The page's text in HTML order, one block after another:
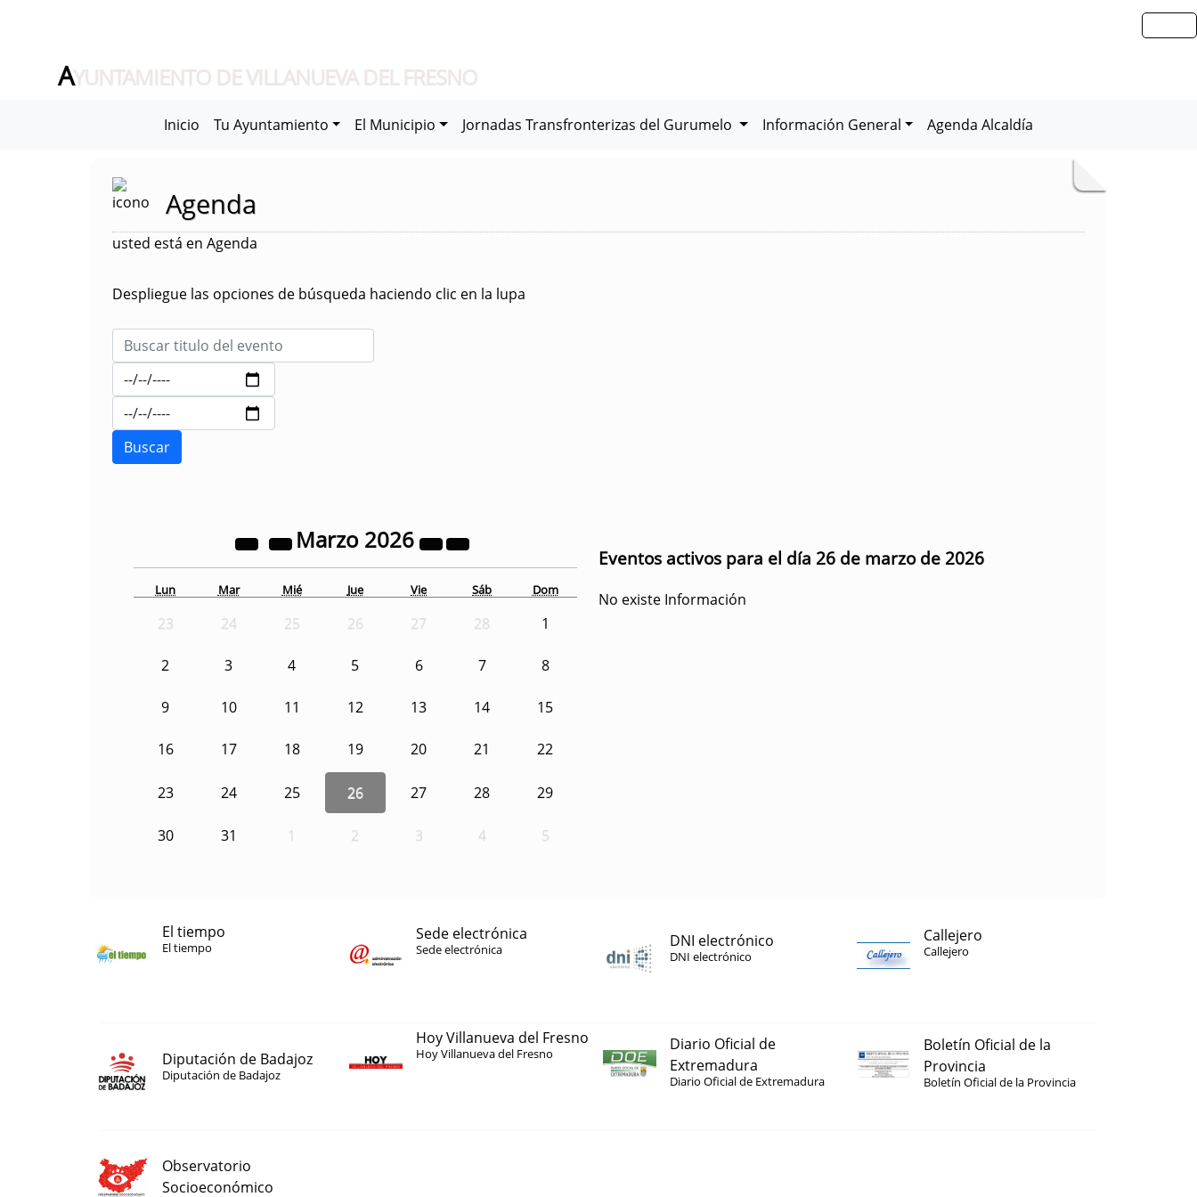
AYUNTAMIENTO DE VILLANUEVA DEL FRESNO
Inicio Tu Ayuntamiento El Municipio Jornadas Transfronterizas del Gurumelo Información General Agenda Alcaldía
Agenda
usted está en Agenda
Despliegue las opciones de búsqueda haciendo clic en la lupa
Marzo 2026
Lun Mar Mié Jue Vie Sáb Dom
23 24 25 26 27 28 1
2 3 4 5 6 7 8
9 10 11 12 13 14 15
16 17 18 19 20 21 22
23 24 25 26 27 28 29
30 31 1 2 3 4 5
Eventos activos para el día 26 de marzo de 2026
No existe Información
El tiempo
El tiempo
Sede electrónica
Sede electrónica DNI electrónico
DNI electrónico
Callejero
Callejero
Diputación de Badajoz
Diputación de Badajoz
Hoy Villanueva del Fresno
Hoy Villanueva del Fresno
Diario Oficial de
Extremadura
Diario Oficial de Extremadura
Boletín Oficial de la
Provincia
Boletín Oficial de la Provincia
Observatorio
Socioeconómico